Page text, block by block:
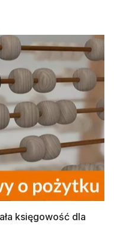
księgowość dla